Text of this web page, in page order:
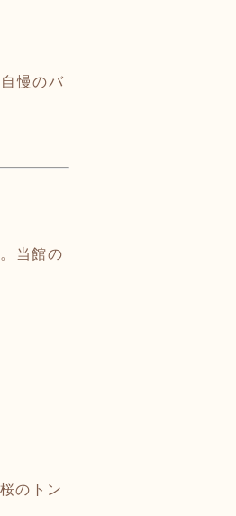
慢のバ
当館の
のトン